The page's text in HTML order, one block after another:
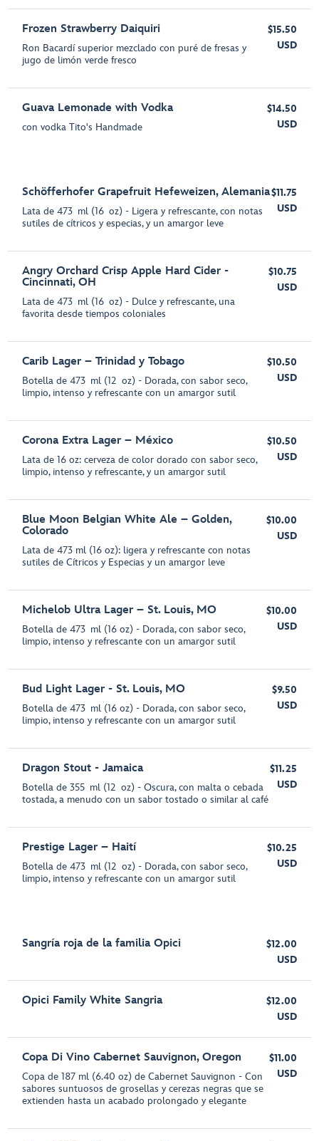
Frozen Strawberry Daiquiri
Ron Bacardí superior mezclado con puré de fresas y
jugo de limón verde fresco
$15.50
USD
Guava Lemonade with Vodka
con vodka Tito's Handmade
$14.50
USD
Schöfferhofer Grapefruit Hefeweizen, Alemania
Lata de 473 ml (16 oz) - Ligera y refrescante, con notas
sutiles de cítricos y especias, y un amargor leve
$11.75
USD
Angry Orchard Crisp Apple Hard Cider -
Cincinnati, OH
Lata de 473 ml (16 oz) - Dulce y refrescante, una
favorita desde tiempos coloniales
$10.75
USD
Carib Lager – Trinidad y Tobago
Botella de 473 ml (12 oz) - Dorada, con sabor seco,
limpio, intenso y refrescante con un amargor sutil
$10.50
USD
Corona Extra Lager – México
Lata de 16 oz: cerveza de color dorado con sabor seco,
limpio, intenso y refrescante, y un amargor sutil
$10.50
USD
Blue Moon Belgian White Ale – Golden,
Colorado
Lata de 473 ml (16 oz): ligera y refrescante con notas
sutiles de Cítricos y Especias y un amargor leve
$10.00
USD
Michelob Ultra Lager – St. Louis, MO
Botella de 473 ml (16 oz) - Dorada, con sabor seco,
limpio, intenso y refrescante con un amargor sutil
$10.00
USD
Bud Light Lager - St. Louis, MO
Botella de 473 ml (16 oz) - Dorada, con sabor seco,
limpio, intenso y refrescante con un amargor sutil
$9.50
USD
Dragon Stout - Jamaica
Botella de 355 ml (12 oz) - Oscura, con malta o cebada
tostada, a menudo con un sabor tostado o similar al café
$11.25
USD
Prestige Lager – Haití
Botella de 473 ml (12 oz) - Dorada, con sabor seco,
limpio, intenso y refrescante con un amargor sutil
$10.25
USD
Sangría roja de la familia Opici
$12.00
USD
Opici Family White Sangria
$12.00
USD
Copa Di Vino Cabernet Sauvignon, Oregon
Copa de 187 ml (6.40 oz) de Cabernet Sauvignon - Con
sabores suntuosos de grosellas y cerezas negras que se
extienden hasta un acabado prolongado y elegante
$11.00
USD